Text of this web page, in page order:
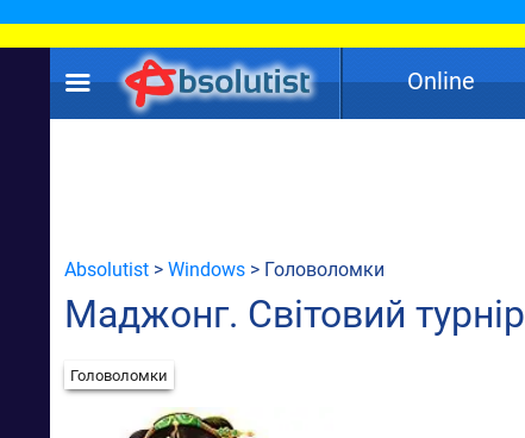
Online
Absolutist > Windows > Головоломки
Маджонг. Світовий турнір
Головоломки